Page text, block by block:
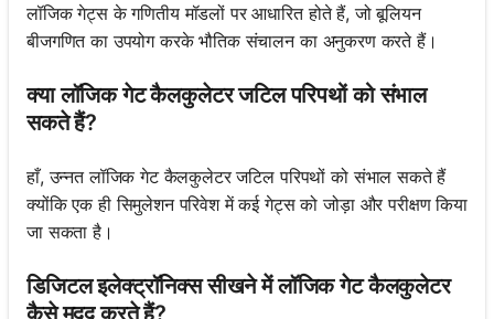
लॉजिक गेट्स के गणितीय मॉडलों पर आधारित होते हैं, जो बूलियन
बीजगणित का उपयोग करके भौतिक संचालन का अनुकरण करते हैं।
क्या लॉजिक गेट कैलकुलेटर जटिल परिपथों को संभाल
सकते हैं?
हाँ, उन्नत लॉजिक गेट कैलकुलेटर जटिल परिपथों को संभाल सकते हैं
क्योंकि एक ही सिमुलेशन परिवेश में कई गेट्स को जोड़ा और परीक्षण किया
जा सकता है।
डिजिटल इलेक्ट्रॉनिक्स सीखने में लॉजिक गेट कैलकुलेटर
कैसे मदद करते हैं?